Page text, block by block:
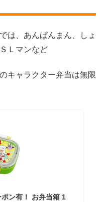
は、あんぱんまん、しょ
Ｌマンなど
キャラクター弁当は無限
ポン有！ お弁当箱 1